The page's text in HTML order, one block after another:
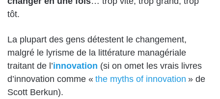
tôt.
La plupart des gens détestent le changement,
malgré le lyrisme de la littérature managériale
traitant de l’innovation (si on omet les vrais livres
d’innovation comme « the myths of innovation » de
Scott Berkun).